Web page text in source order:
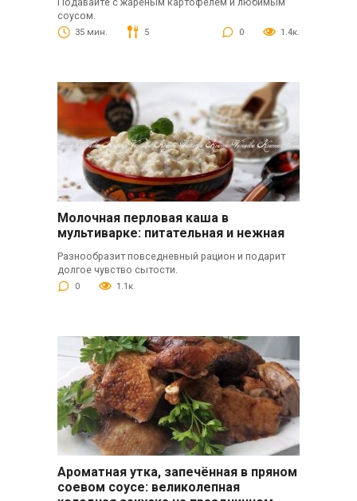
соусом.
35 мин. 5 0 1.4к.
Молочная перловая каша в
мультиварке: питательная и нежная
Разнообразит повседневный рацион и подарит
долгое чувство сытости.
0 1.1к.
Ароматная утка, запечённая в пряном
соевом соусе: великолепная